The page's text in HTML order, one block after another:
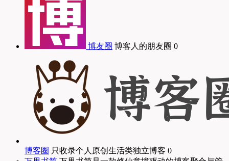
博友圈 博客人的朋友圈 0
博客圈 只收录个人原创生活类独立博客 0